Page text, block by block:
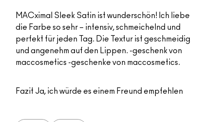
MACximal Sleek Satin ist wunderschön! Ich liebe
die Farbe so sehr – intensiv, schmeichelnd und
perfekt für jeden Tag. Die Textur ist geschmeidig
und angenehm auf den Lippen. -geschenk von
maccosmetics -geschenke von maccosmetics.
Fazit Ja, ich würde es einem Freund empfehlen